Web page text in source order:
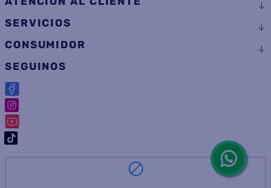
AYUDA
ATENCIÓN AL CLIENTE
SERVICIOS
CONSUMIDOR
SEGUINOS